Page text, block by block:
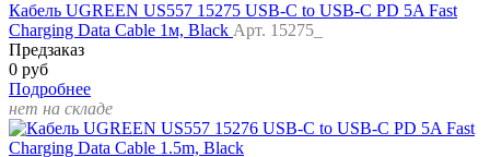
Кабель UGREEN US557 15275 USB-C to USB-C PD 5A Fast
Charging Data Cable 1м, Black Арт. 15275_
Предзаказ
0 руб
Подробнее
нет на складе